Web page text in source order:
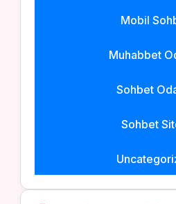
Mobil
Muhabbet
Sohbet
Sohbet